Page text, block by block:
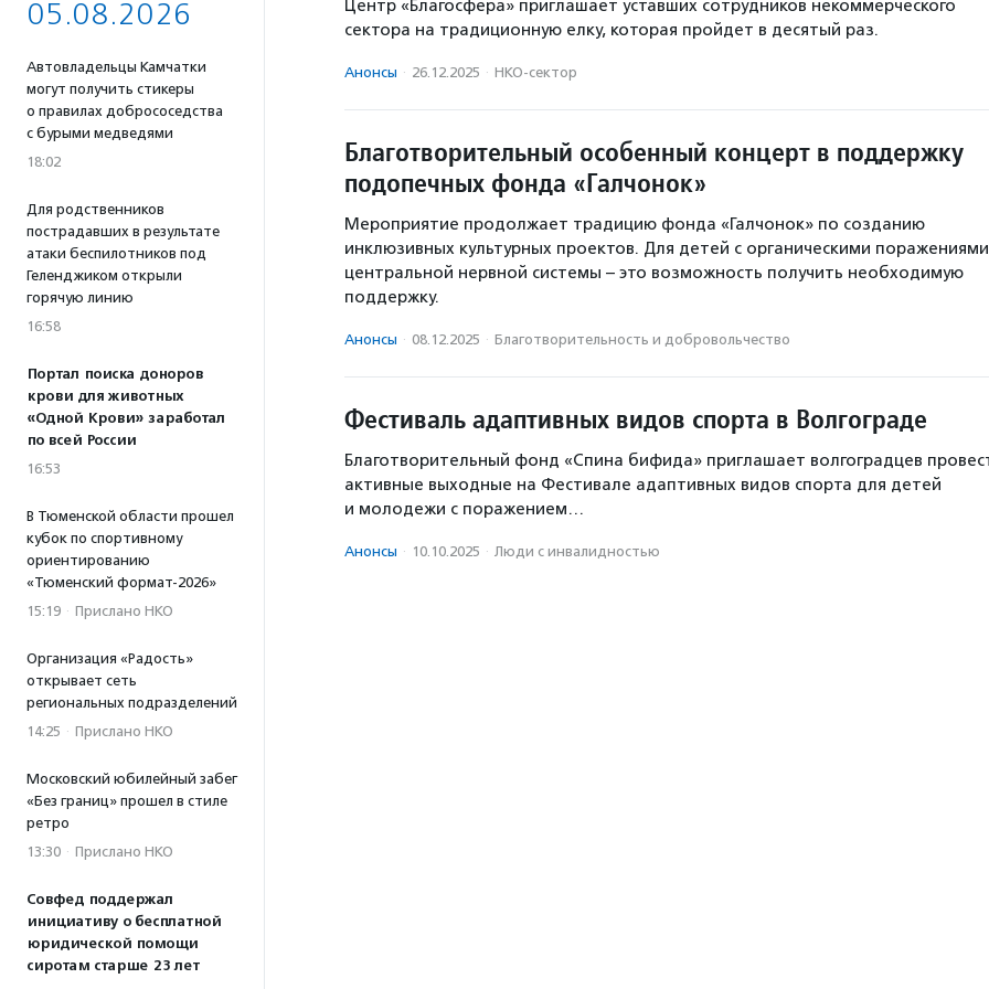
05.08.2026
Автовладельцы Камчатки
могут получить стикеры
о правилах добрососедства
с бурыми медведями
18:02
Для родственников
пострадавших в результате
атаки беспилотников под
Геленджиком открыли
горячую линию
16:58
Портал поиска доноров
крови для животных
«Одной Крови» заработал
по всей России
16:53
В Тюменской области прошел
кубок по спортивному
ориентированию
«Тюменский формат-2026»
15:19 · Прислано НКО
Организация «Радость»
открывает сеть
региональных подразделений
14:25 · Прислано НКО
Московский юбилейный забег
«Без границ» прошел в стиле
ретро
13:30 · Прислано НКО
Совфед поддержал
инициативу о бесплатной
юридической помощи
сиротам старше 23 лет
Центр «Благосфера» приглашает уставших сотрудников некоммерческого
сектора на традиционную елку, которая пройдет в десятый раз.
Анонсы · 26.12.2025 · НКО-сектор
Благотворительный особенный концерт в поддержку
подопечных фонда «Галчонок»
Мероприятие продолжает традицию фонда «Галчонок» по созданию
инклюзивных культурных проектов. Для детей с органическими поражениями
центральной нервной системы – это возможность получить необходимую
поддержку.
Анонсы · 08.12.2025 · Благотвори­тель­ность и доброволь­чест­во
Фестиваль адаптивных видов спорта в Волгограде
Благотворительный фонд «Спина бифида» приглашает волгоградцев
активные выходные на Фестивале адаптивных видов спорта для детей
и молодежи с поражением…
Анонсы · 10.10.2025 · Люди с инвалидностью